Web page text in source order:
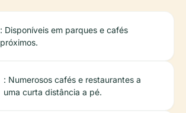
: Disponíveis em parques e cafés
próximos.
: Numerosos cafés e restaurantes a
uma curta distância a pé.